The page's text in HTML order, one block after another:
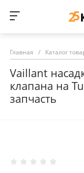
Главная / Каталог
Vaillant
клапана на
запчасть